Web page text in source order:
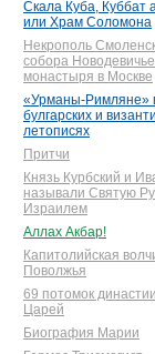
Скала Куба, Куббат
или Храм Соломона
Некрополь
собора
монастыря в Москве
«Урманы-Римляне»
булгарских и
летописях
Притчи
Князь Курбский и
называли Святую
Израилем
Аллах Акбар!
Капитолийская
Поволжья
69 потомок
Царей
Биография Марии